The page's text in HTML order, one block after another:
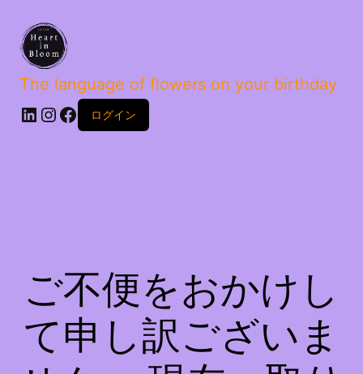
The language of flowers on your birthday
ログイン
ご不便をおかけし
て申し訳ございま